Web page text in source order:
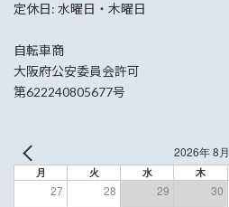
定休日: 水曜日・木曜日
自転車商
大阪府公安委員会許可
第622240805677号
2026年 8月
月 火 水 木
27 28 29 30